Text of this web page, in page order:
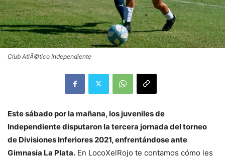
Club AtlÃ©tico Independiente
Este sábado por la mañana, los juveniles de
Independiente disputaron la tercera jornada del torneo
de Divisiones Inferiores 2021, enfrentándose ante
Gimnasia La Plata. En LocoXelRojo te contamos cómo les